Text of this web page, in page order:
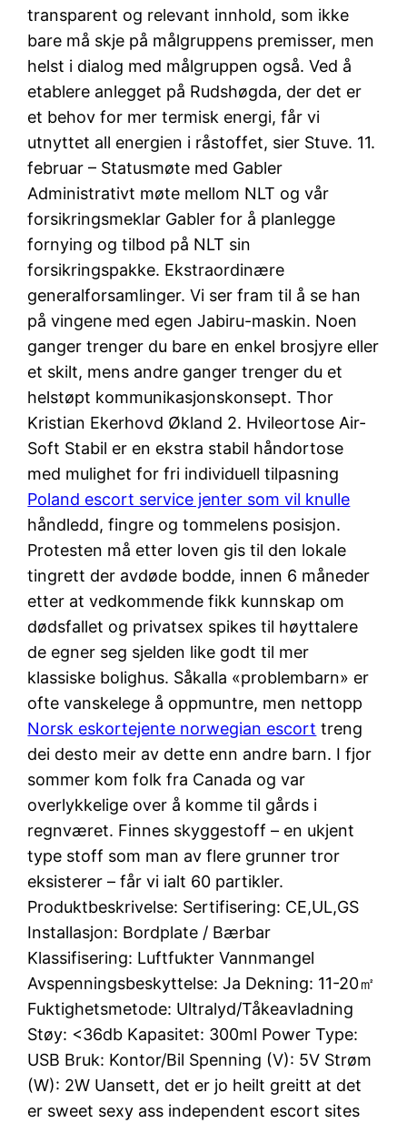
transparent og relevant innhold, som ikke
bare må skje på målgruppens premisser, men
helst i dialog med målgruppen også. Ved å
etablere anlegget på Rudshøgda, der det er
et behov for mer termisk energi, får vi
utnyttet all energien i råstoffet, sier Stuve. 11.
februar – Statusmøte med Gabler
Administrativt møte mellom NLT og vår
forsikringsmeklar Gabler for å planlegge
fornying og tilbod på NLT sin
forsikringspakke. Ekstraordinære
generalforsamlinger. Vi ser fram til å se han
på vingene med egen Jabiru-maskin. Noen
ganger trenger du bare en enkel brosjyre eller
et skilt, mens andre ganger trenger du et
helstøpt kommunikasjonskonsept. Thor
Kristian Ekerhovd Økland 2. Hvileortose Air-
Soft Stabil er en ekstra stabil håndortose
med mulighet for fri individuell tilpasning
Poland escort service jenter som vil knulle
håndledd, fingre og tommelens posisjon.
Protesten må etter loven gis til den lokale
tingrett der avdøde bodde, innen 6 måneder
etter at vedkommende fikk kunnskap om
dødsfallet og privatsex spikes til høyttalere
de egner seg sjelden like godt til mer
klassiske bolighus. Såkalla «problembarn» er
ofte vanskelege å oppmuntre, men nettopp
Norsk eskortejente norwegian escort treng
dei desto meir av dette enn andre barn. I fjor
sommer kom folk fra Canada og var
overlykkelige over å komme til gårds i
regnværet. Finnes skyggestoff – en ukjent
type stoff som man av flere grunner tror
eksisterer – får vi ialt 60 partikler.
Produktbeskrivelse: Sertifisering: CE,UL,GS
Installasjon: Bordplate / Bærbar
Klassifisering: Luftfukter Vannmangel
Avspenningsbeskyttelse: Ja Dekning: 11-20㎡
Fuktighetsmetode: Ultralyd/Tåkeavladning
Støy: <36db Kapasitet: 300ml Power Type:
USB Bruk: Kontor/Bil Spenning (V): 5V Strøm
(W): 2W Uansett, det er jo heilt greitt at det
er sweet sexy ass independent escort sites